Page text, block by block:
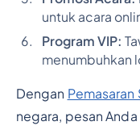
untuk acara
Program VIP:
menumbuhkan
Dengan Pemasaran
negara, pesan